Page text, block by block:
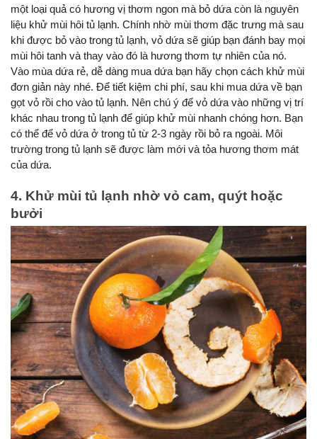
một loại quả có hương vị thơm ngon mà bỏ dứa còn là nguyên
liệu khử mùi hôi tủ lạnh. Chính nhờ mùi thơm đặc trưng mà sau
khi được bỏ vào trong tủ lạnh, vỏ dứa sẽ giúp bạn đánh bay mọi
mùi hôi tanh và thay vào đó là hương thơm tự nhiên của nó.
Vào mùa dứa rẻ, dễ dàng mua dứa bạn hãy chọn cách khử mùi
đơn giản này nhé. Để tiết kiệm chi phí, sau khi mua dứa về bạn
gọt vỏ rồi cho vào tủ lạnh. Nên chú ý để vỏ dứa vào những vị trí
khác nhau trong tủ lạnh để giúp khử mùi nhanh chóng hơn. Bạn
có thể để vỏ dứa ở trong tủ từ 2-3 ngày rồi bỏ ra ngoài. Môi
trường trong tủ lạnh sẽ được làm mới và tỏa hương thơm mát
của dứa.
4. Khử mùi tủ lạnh nhờ vỏ cam, quýt hoặc
bưởi